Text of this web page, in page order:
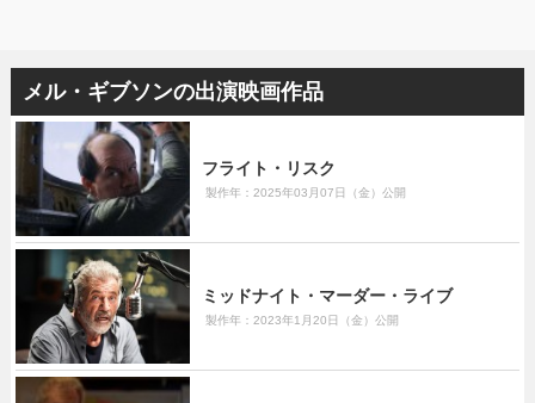
メル・ギブソンの出演映画作品
フライト・リスク
製作年：2025年03月07日（金）公開
ミッドナイト・マーダー・ライブ
製作年：2023年1月20日（金）公開